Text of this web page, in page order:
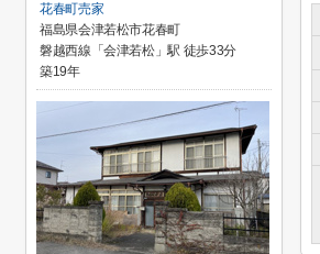
花春町売家
福島県会津若松市花春町
磐越西線「会津若松」駅 徒歩33分
築19年